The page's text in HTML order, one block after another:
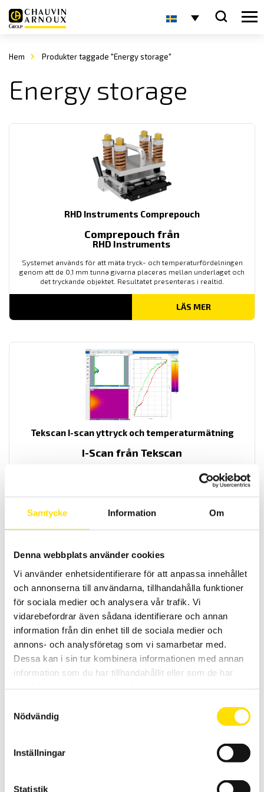
Samtycke Information Om
Denna webbplats använder cookies
Vi använder enhetsidentifierare för att anpassa innehållet
och annonserna till användarna, tillhandahålla funktioner
för sociala medier och analysera vår trafik. Vi
vidarebefordrar även sådana identifierare och annan
information från din enhet till de sociala medier och
annons- och analysföretag som vi samarbetar med.
Dessa kan i sin tur kombinera informationen med annan
information som du har tillhandahållit eller som de har
Nödvändig
Inställningar
Statistik
Hem Produkter taggade "Energy storage"
Energy storage
RHD Instruments Comprepouch
Comprepouch från
RHD Instruments
Systemet används för att mäta tryck- och temperaturfördelningen
genom att de 0,1 mm tunna givarna placeras mellan underlaget och
det tryckande objektet. Resultatet presenteras i realtid.
LÄS MER
Tekscan I-scan yttryck och temperaturmätning
I-Scan från Tekscan
genom att de 0,1 mm tunna givarna placeras mellan underlaget och
det tryckande objektet. Resultatet presenteras i realtid.
LÄS MER
Tekscan I-scan yttrycksmätning
I-Scan från Tekscan
mm tunna givarna placeras mellan underlaget och det tryckande